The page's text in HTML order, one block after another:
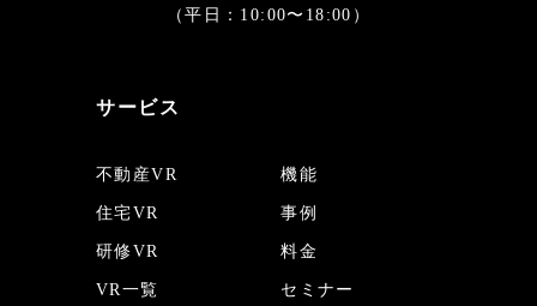
サービス
不動産VR
住宅VR
研修VR
VR一覧
機能
事例
料金
セミナー
（平日：10:00〜18:00）